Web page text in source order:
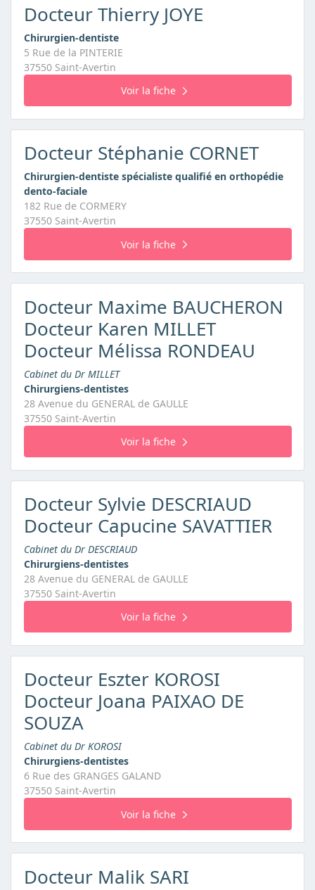
Docteur Thierry JOYE
Chirurgien-dentiste
5 Rue de la PINTERIE
37550 Saint-Avertin
Voir la fiche
Docteur Stéphanie CORNET
Chirurgien-dentiste spécialiste qualifié en orthopédie
dento-faciale
182 Rue de CORMERY
37550 Saint-Avertin
Voir la fiche
Docteur Maxime BAUCHERON
Docteur Karen MILLET
Docteur Mélissa RONDEAU
Cabinet du Dr MILLET
Chirurgiens-dentistes
28 Avenue du GENERAL de GAULLE
37550 Saint-Avertin
Voir la fiche
Docteur Sylvie DESCRIAUD
Docteur Capucine SAVATTIER
Cabinet du Dr DESCRIAUD
Chirurgiens-dentistes
28 Avenue du GENERAL de GAULLE
37550 Saint-Avertin
Voir la fiche
Docteur Eszter KOROSI
Docteur Joana PAIXAO DE
SOUZA
Cabinet du Dr KOROSI
Chirurgiens-dentistes
6 Rue des GRANGES GALAND
37550 Saint-Avertin
Voir la fiche
Docteur Malik SARI